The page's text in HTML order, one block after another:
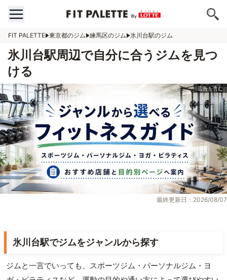
FIT PALETTE 東京都のジム 練馬区のジム 氷川台駅のジム
氷川台駅周辺で自分に合うジムを見つ
ける
最終更新日：2026/08/07
氷川台駅でジムをジャンルから探す
ジムと一言でいっても、スポーツジム・パーソナルジム・ヨ